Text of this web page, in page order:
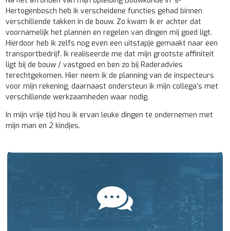
Hertogenbosch heb ik verscheidene functies gehad binnen
verschillende takken in de bouw. Zo kwam ik er achter dat
voornamelijk het plannen en regelen van dingen mij goed ligt.
Hierdoor heb ik zelfs nog even een uitstapje gemaakt naar een
transportbedrijf. Ik realiseerde me dat mijn grootste affiniteit
ligt bij de bouw / vastgoed en ben zo bij Raderadvies
terechtgekomen. Hier neem ik de planning van de inspecteurs
voor mijn rekening, daarnaast ondersteun ik mijn collega’s met
verschillende werkzaamheden waar nodig.
In mijn vrije tijd hou ik ervan leuke dingen te ondernemen met
mijn man en 2 kindjes.